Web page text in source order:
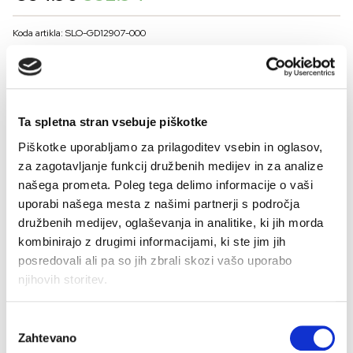
Ta spletna stran vsebuje piškotke
Piškotke uporabljamo za prilagoditev vsebin in oglasov,
za zagotavljanje funkcij družbenih medijev in za analize
našega prometa. Poleg tega delimo informacije o vaši
uporabi našega mesta z našimi partnerji s področja
družbenih medijev, oglaševanja in analitike, ki jih morda
kombinirajo z drugimi informacijami, ki ste jim jih
posredovali ali pa so jih zbrali skozi vašo uporabo
njihovih storitev.
soglasja
Zahtevano
price
was:
price
is:
Koda artikla: SLO-GD12907-000
BARVE
VELIKOST
36 38 40 42 44
Kalkulator velikosti
- + DODAJ V KOŠARICO